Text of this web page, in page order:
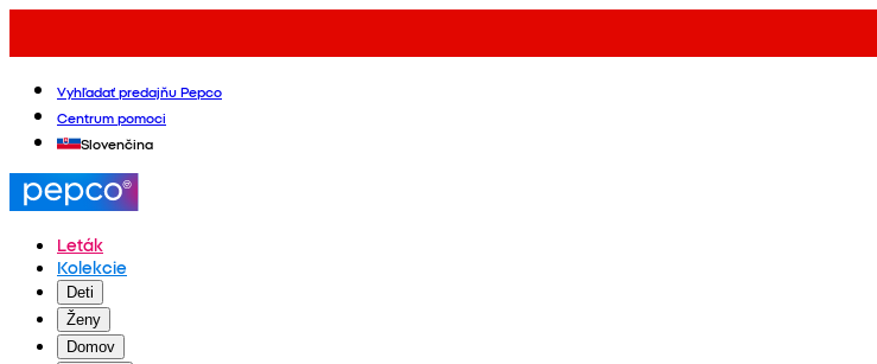
Vyhľadať predajňu Pepco
Centrum pomoci
Slovenčina
Leták
Kolekcie
Deti
Ženy
Domov